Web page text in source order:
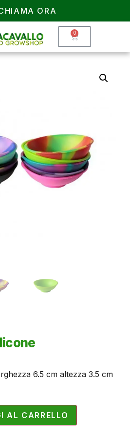
ORA
0
6.5 cm altezza 3.5 cm
AL CARRELLO